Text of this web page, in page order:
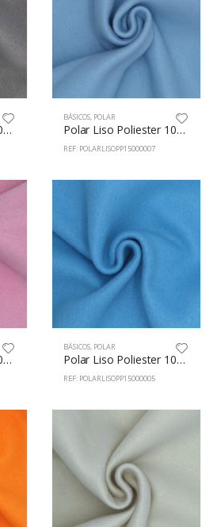
Polar Liso Poliester 100% 150cm c/Gris
BÁSICOS, POLAR
Polar Liso Poliester 100% 150cm c/Celeste
REF: POLARLISOPP15000007
Polar Liso Poliester 100% 150cm c/Rosa
BÁSICOS, POLAR
Polar Liso Poliester 100% 150cm c/Turquesa
REF: POLARLISOPP15000005